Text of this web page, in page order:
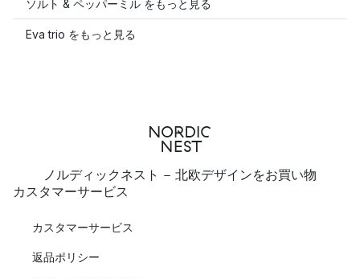
ソルト & ペッパーミル をもっと見る
Eva trio をもっと見る
ノルディックネスト - 北欧デザインをお買い物
カスタマーサービス
カスタマーサービス
返品ポリシー